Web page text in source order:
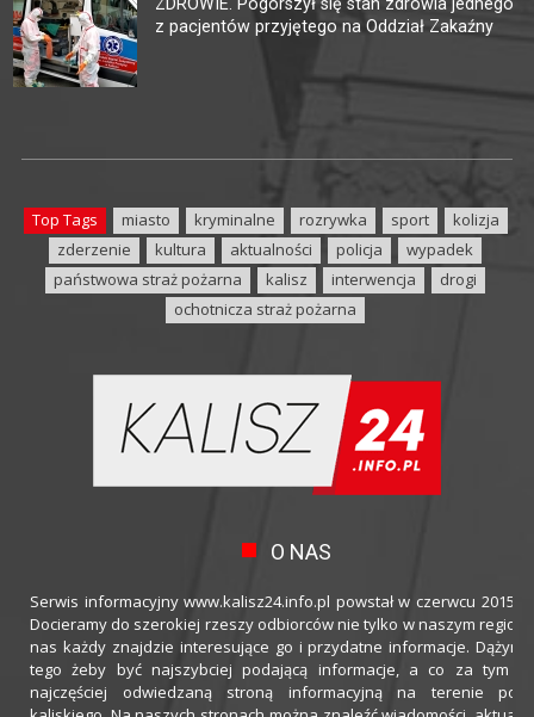
z pacjentów przyjętego na Oddział Zakaźny
Top Tags miasto kryminalne rozrywka sport
kolizja
zderzenie
kultura aktualności policja
wypadek
państwowa straż pożarna
kalisz interwencja
drogi
ochotnicza straż pożarna
O NAS
Serwis informacyjny www.kalisz24.info.pl powstał w czerwcu 2015
Docieramy do szerokiej rzeszy odbiorców nie tylko w naszym
nas każdy znajdzie interesujące go i przydatne informacje.
tego żeby być najszybciej podającą informacje, a co za tym
najczęściej odwiedzaną stroną informacyjną na terenie